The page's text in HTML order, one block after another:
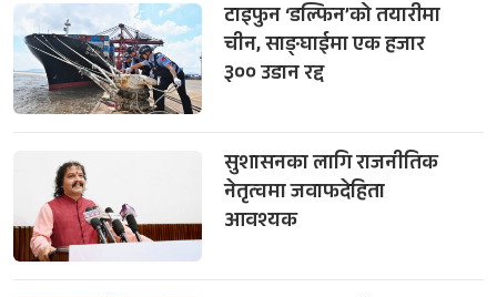
टाइफुन ‘डल्फिन’को तयारीमा
चीन, साङ्घाईमा एक हजार
३०० उडान रद्द
सुशासनका लागि राजनीतिक
नेतृत्वमा जवाफदेहिता
आवश्यक